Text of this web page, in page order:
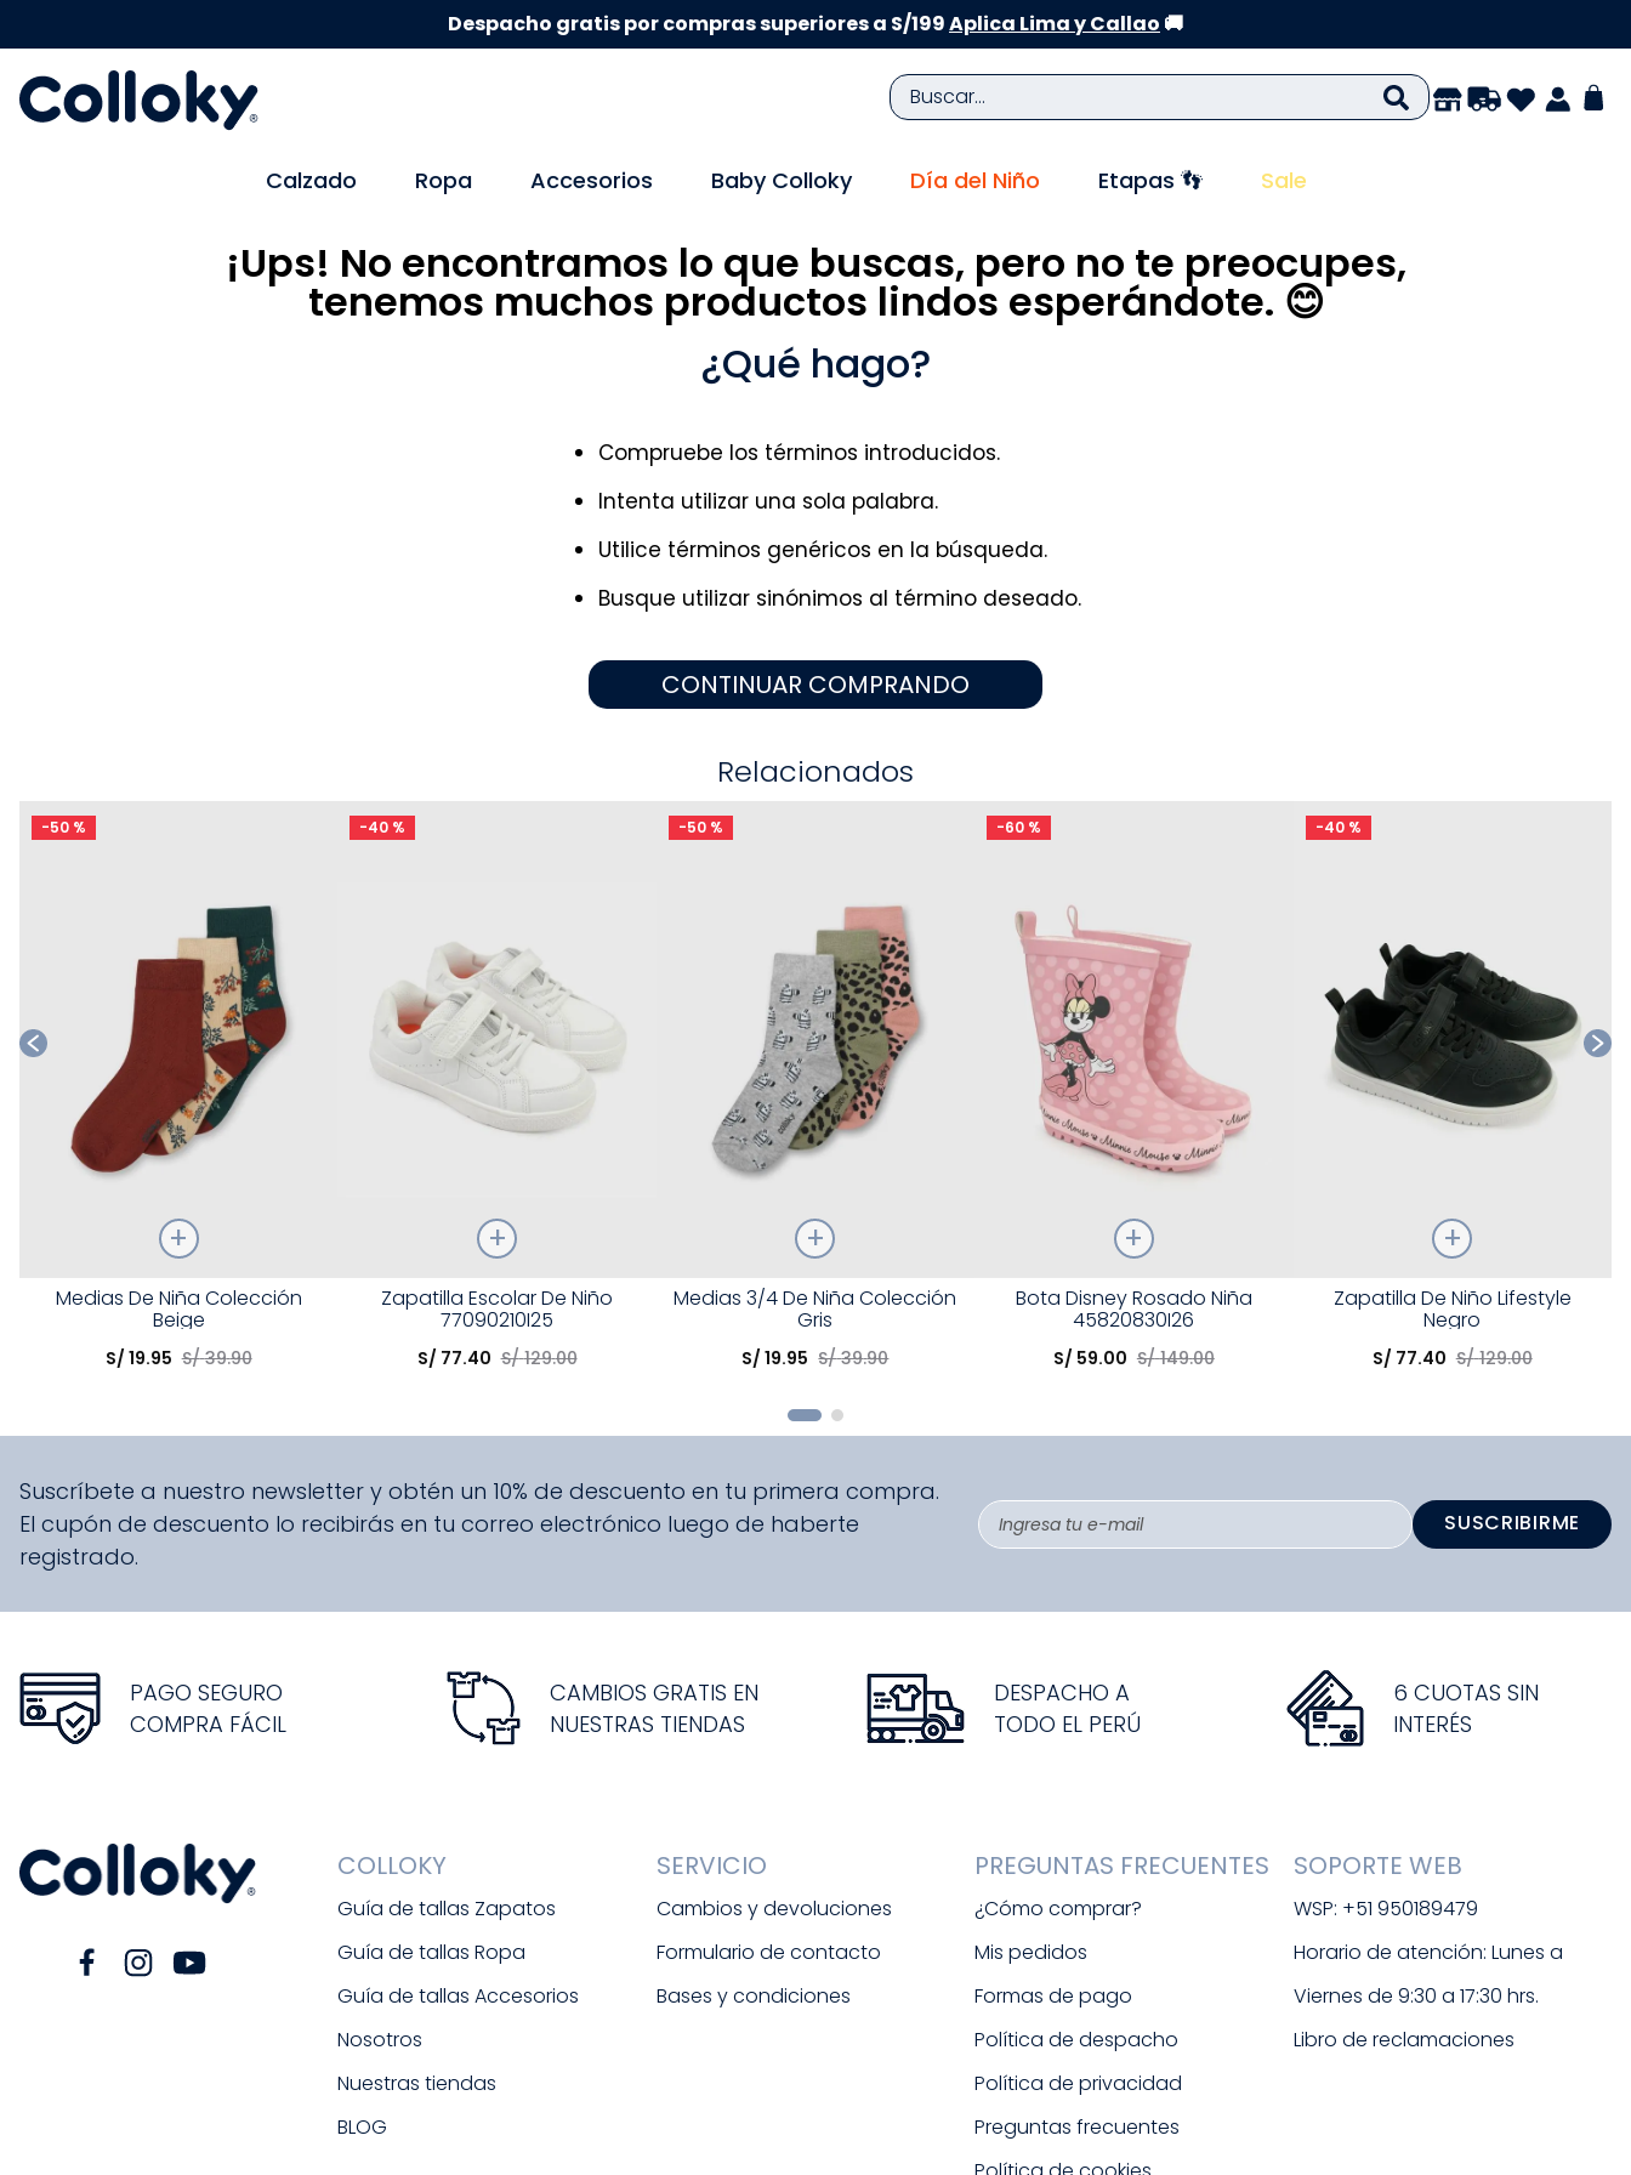
Despacho gratis por compras superiores a S/199Aplica Lima y Callao 🚚
Buscar...
Calzado Ropa Accesorios Baby Colloky Día del Niño Etapas 👣 Sale
¡Ups! No encontramos lo que buscas, pero no te preocupes,
tenemos muchos productos lindos esperándote. 😊
¿Qué hago?
Compruebe los términos introducidos.
Intenta utilizar una sola palabra.
Utilice términos genéricos en la búsqueda.
Busque utilizar sinónimos al término deseado.
CONTINUAR COMPRANDO
Relacionados
-50 %
Talla
Elige una opción
Medias De Niña Colección
Beige
S/ 19.95 S/ 39.90
-40 %
Elige una opción
Zapatilla Escolar De Niño
77090210I25
S/ 77.40 S/ 129.00
-50 %
Talla
Elige una opción
Medias 3/4 De Niña Colección
Gris
S/ 19.95 S/ 39.90
-60 %
Elige una opción
Bota Disney Rosado Niña
45820830I26
S/ 59.00 S/ 149.00
-40 %
Elige una opción
Zapatilla De Niño Lifestyle
Negro
S/ 77.40 S/ 129.00
Suscríbete a nuestro newsletter y obtén un 10% de descuento en tu primera compra.
El cupón de descuento lo recibirás en tu correo electrónico luego de haberte
registrado.
SUSCRIBIRME
PAGO SEGURO
COMPRA FÁCIL
CAMBIOS GRATIS EN
NUESTRAS TIENDAS
DESPACHO A
TODO EL PERÚ
6 CUOTAS SIN
INTERÉS
COLLOKY
Guía de tallas Zapatos
Guía de tallas Ropa
Guía de tallas Accesorios
Nosotros
Nuestras tiendas
BLOG
SERVICIO
Cambios y devoluciones
Formulario de contacto
Bases y condiciones
PREGUNTAS FRECUENTES
¿Cómo comprar?
Mis pedidos
Formas de pago
Política de despacho
Política de privacidad
Preguntas frecuentes
SOPORTE WEB
WSP: +51 950189479
Horario de atención: Lunes a
Viernes de 9:30 a 17:30 hrs.
Libro de reclamaciones
TÉRMINOS MÁS BUSCADOS
2 .
zapatillas niño
3.
medias
sandalias niña
7.
sandalias niño
8 .
pijama
9.
zapatos niña
10 . disney